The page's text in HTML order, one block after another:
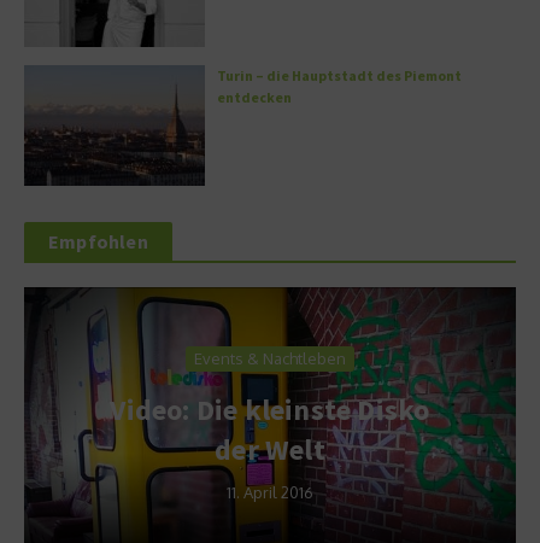
Turin – die Hauptstadt des Piemont
entdecken
Empfohlen
Events & Nachtleben
Video: Die kleinste Disko
der Welt
11. April 2016